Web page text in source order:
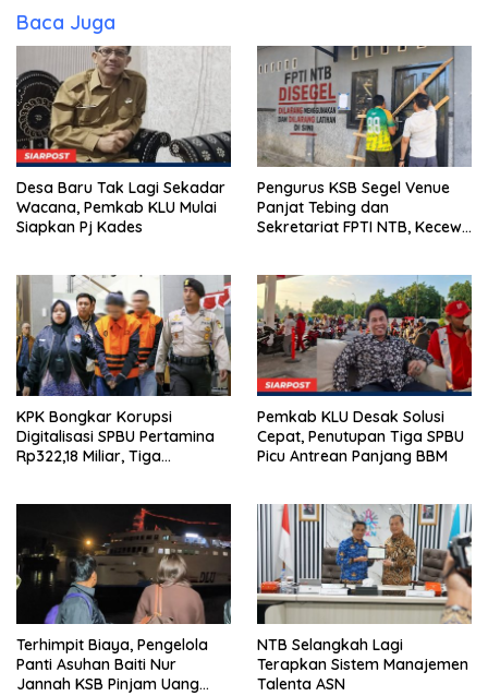
Baca Juga
Desa Baru Tak Lagi Sekadar
Wacana, Pemkab KLU Mulai
Siapkan Pj Kades
Pengurus KSB Segel Venue
Panjat Tebing dan
Sekretariat FPTI NTB, Kecewa
KPK Bongkar Korupsi
Digitalisasi SPBU Pertamina
Rp322,18 Miliar, Tiga
Pemkab KLU Desak Solusi
Cepat, Penutupan Tiga SPBU
Picu Antrean Panjang BBM
Terhimpit Biaya, Pengelola
Panti Asuhan Baiti Nur
Jannah KSB Pinjam Uang
NTB Selangkah Lagi
Terapkan Sistem Manajemen
Talenta ASN